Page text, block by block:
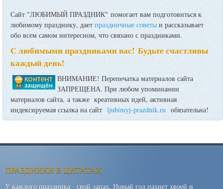
Сайт "ЛЮБИМЫЙ ПРАЗДНИК" помогает вам подготовиться к
любимому празднику, даетпраздничные советы и рассказывает
обо всем самом интересном, что связано с праздниками.
С любимыми праздниками вас! Будьте счастливы
каждый день!
ВНИМАНИЕ! Перепечатка материалов сайта
ЗАПРЕЩЕНА. При любом упоминании
материалов сайта, а также креативных идей, активная
индексируемая ссылка на сайт ljubimyj-prazdnik.ru обязательна!
ПРАЗДНИКИ В ЦИТАТАХ
У каждого праздника - свой запах. Новый год пахнет хвоей и